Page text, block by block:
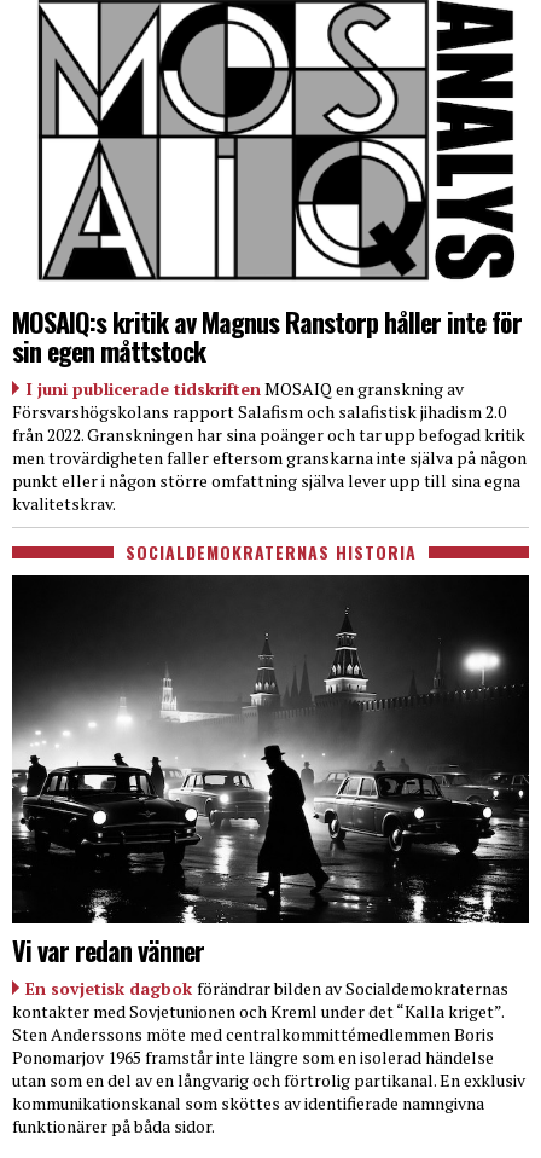
MOSAIQ:s kritik av Magnus Ranstorp håller inte för
sin egen måttstock
I juni publicerade tidskriftenMOSAIQ en granskning av
Försvarshögskolans rapport Salafism och salafistisk jihadism 2.0
från 2022. Granskningen har sina poänger och tar upp befogad kritik
men trovärdigheten faller eftersom granskarna inte själva på någon
punkt eller i någon större omfattning själva lever upp till sina egna
kvalitetskrav.
SOCIALDEMOKRATERNAS HISTORIA
Vi var redan vänner
En sovjetisk dagbok förändrar bilden av Socialdemokraternas
kontakter med Sovjetunionen och Kreml under det “Kalla kriget”.
Sten Anderssons möte med centralkommittémedlemmen Boris
Ponomarjov 1965 framstår inte längre som en isolerad händelse
utan som en del av en långvarig och förtrolig partikanal. En exklusiv
kommunikationskanal som sköttes av identifierade namngivna
funktionärer på båda sidor.